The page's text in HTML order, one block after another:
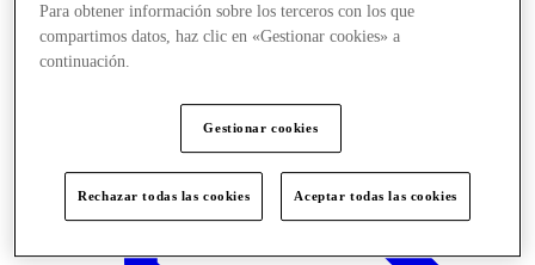
Stores
Para obtener información sobre los terceros con los que
compartimos datos, haz clic en «Gestionar cookies» a
continuación.
Gestionar cookies
Rechazar todas las cookies Aceptar todas las cookies